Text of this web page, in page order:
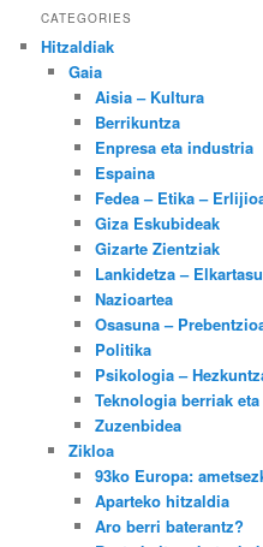
CATEGORIES
Hitzaldiak
Gaia
Aisia – Kultura
Berrikuntza
Enpresa eta industria
Espaina
Fedea – Etika –
Giza Eskubideak
Gizarte Zientziak
Lankidetza –
Nazioartea
Osasuna –
Politika
Psikologia –
Teknologia berriak
Zuzenbidea
Zikloa
93ko Europa:
Aparteko hitzaldia
Aro berri baterantz?